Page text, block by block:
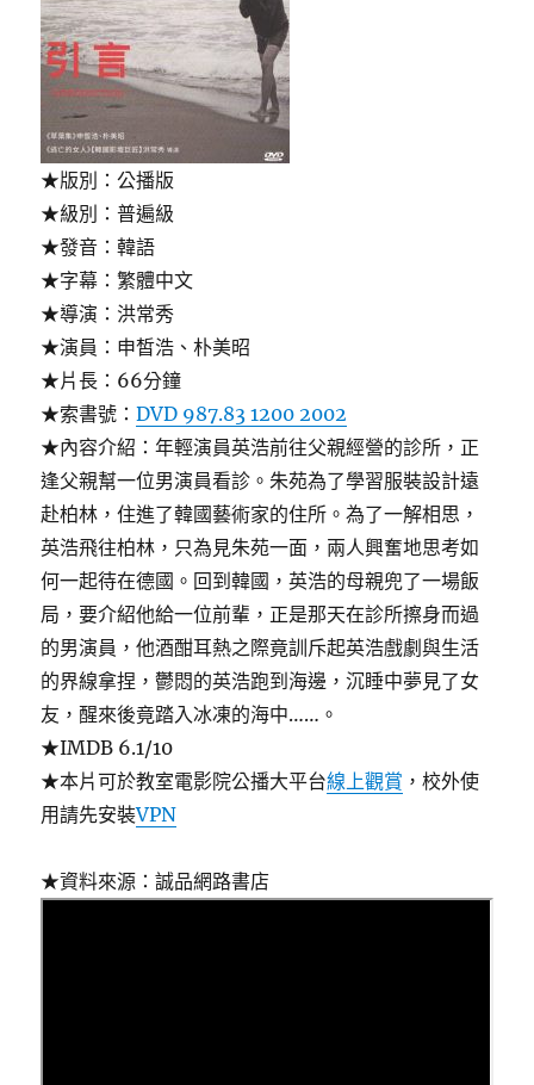
★版別：公播版
★級別：普遍級
★發音：韓語
★字幕：繁體中文
★導演：洪常秀
★演員：申皙浩、朴美昭
★片長：66分鐘
★索書號：DVD 987.83 1200 2002
★內容介紹：年輕演員英浩前往父親經營的診所，正
逢父親幫一位男演員看診。朱苑為了學習服裝設計遠
赴柏林，住進了韓國藝術家的住所。為了一解相思，
英浩飛往柏林，只為見朱苑一面，兩人興奮地思考如
何一起待在德國。回到韓國，英浩的母親兜了一場飯
局，要介紹他給一位前輩，正是那天在診所擦身而過
的男演員，他酒酣耳熱之際竟訓斥起英浩戲劇與生活
的界線拿捏，鬱悶的英浩跑到海邊，沉睡中夢見了女
友，醒來後竟踏入冰凍的海中……。
★IMDB 6.1/10
★本片可於教室電影院公播大平台線上觀賞 ，校外使
用請先安裝VPN
★資料來源：誠品網路書店